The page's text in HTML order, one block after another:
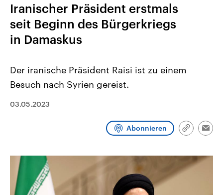
2026
Sachsen-Anhalt wählt am 6.
Bundesland von einer Koalition aus
und Hintergründe zu den Parteien
und Kandidaten der anstehenden
Wahl.
mit großem Einfluss auf
aktuelle Weltgeschehen.
Sendungen Programm Podcasts
Audio-Archiv
Iranischer Präsident erstmals
seit Beginn des Bürgerkriegs
in Damaskus
Der iranische Präsident Raisi ist zu einem
Besuch nach Syrien gereist.
03.05.2023
Abonnieren
Link